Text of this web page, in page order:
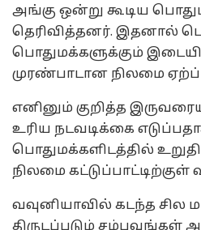
அங்கு ஒன்று கூடிய
தெரிவித்தனர். இதனால்
பொதுமக்களுக்கும்
முரண்பாடான நிலமை
எனினும் குறித்த
உரிய நடவடிக்கை
பொதுமக்களிடத்தில்
நிலமை கட்டுப்பாட்டிற்குள்
வவுனியாவில் கடந்த சில